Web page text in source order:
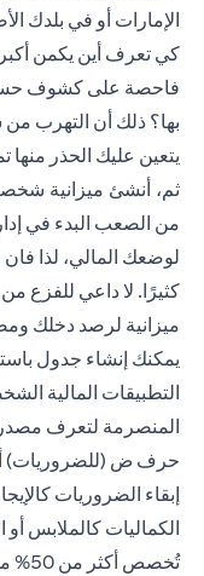
الإمارات أو في بلدك
كي تعرف أين يكمن
فاحصة على كشوف
بها؟ ذلك أن التهرب من
يتعين عليك الحذر منها
ثم، أنشئ ميزانية
من الصعب البدء في
لوضعك المالي، لذا
كثيرًا. لا داعي للفزع
ميزانية لرصد دخلك
يمكنك إنشاء جدول
التطبيقات المالية
المنصرمة لتعرف مصدر
حرف ض (للضروريات)
إبقاء الضروريات
الكماليات كالملابس أو
تُخصص